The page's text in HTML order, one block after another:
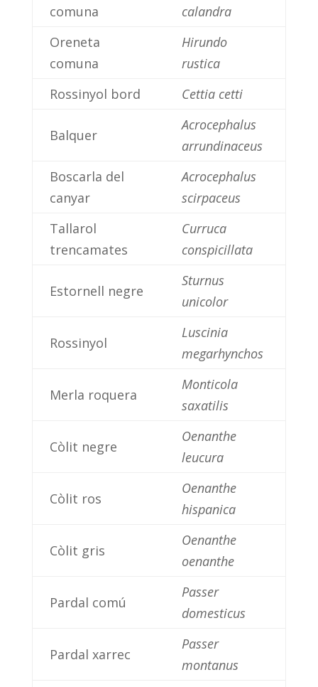
comuna
calandra
Oreneta
comuna
Hirundo
rustica
Rossinyol bord
Cettia cetti
Balquer
Acrocephalus
arrundinaceus
Boscarla del
canyar
Acrocephalus
scirpaceus
Tallarol
trencamates
Curruca
conspicillata
Estornell negre
Sturnus
unicolor
Rossinyol
Luscinia
megarhynchos
Merla roquera
Monticola
saxatilis
Còlit negre
Oenanthe
leucura
Còlit ros
Oenanthe
hispanica
Còlit gris
Oenanthe
oenanthe
Pardal comú
Passer
domesticus
Pardal xarrec
Passer
montanus